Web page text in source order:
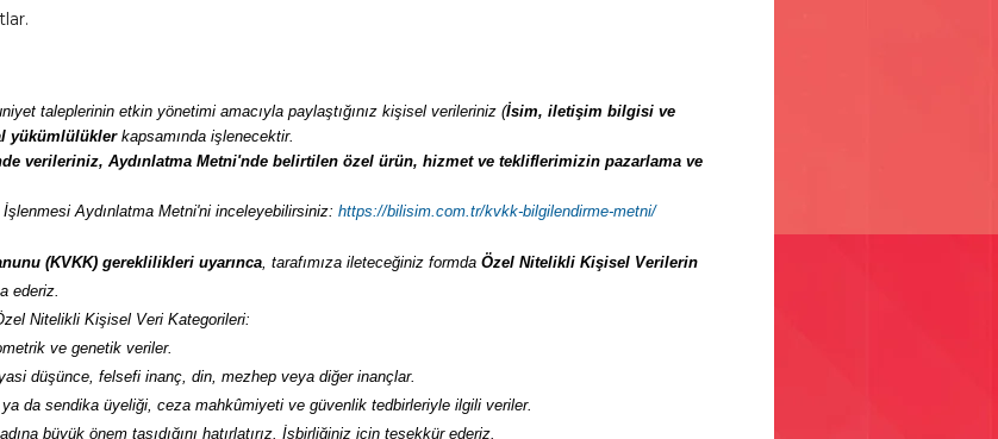
taleplerinin etkin yönetimi amacıyla paylaştığınız kişisel verileriniz (İsim, iletişim bilgisi ve
yükümlülüklerkapsamında işlenecektir.
verileriniz, Aydınlatma Metni'nde belirtilen özel ürün, hizmet ve tekliflerimizin pazarlama ve
Aydınlatma Metni'ni inceleyebilirsiniz: https://bilisim.com.tr/kvkk-bilgilendirme-metni/
(KVKK) gereklilikleri uyarınca, tarafımıza ileteceğiniz formda Özel Nitelikli Kişisel Verilerin
ederiz.
Nitelikli Kişisel Veri Kategorileri:
ve genetik veriler.
düşünce, felsefi inanç, din, mezhep veya diğer inançlar.
da sendika üyeliği, ceza mahkûmiyeti ve güvenlik tedbirleriyle ilgili veriler.
büyük önem taşıdığını hatırlatırız. İşbirliğiniz için teşekkür ederiz.